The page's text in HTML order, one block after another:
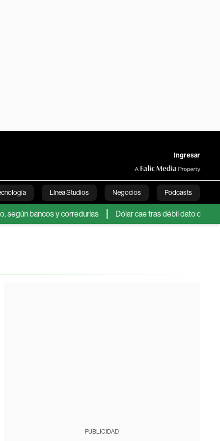
Ingresar
Línea Studios Negocios Podcasts
English
y corredurías Dólar cae tras débil dato de empleo en
PUBLICIDAD